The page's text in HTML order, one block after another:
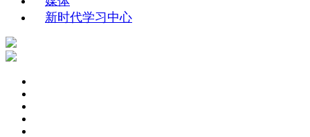
新时代学习中心